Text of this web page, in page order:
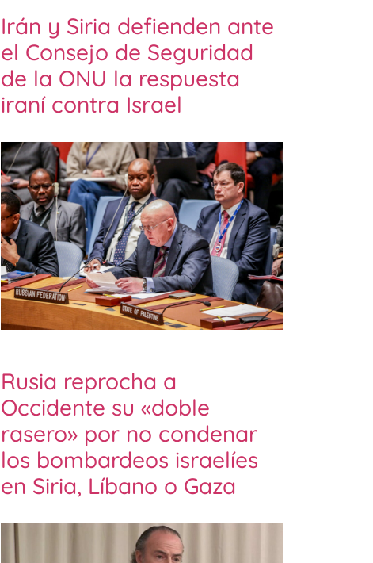
Irán y Siria defienden ante
el Consejo de Seguridad
de la ONU la respuesta
iraní contra Israel
Rusia reprocha a
Occidente su «doble
rasero» por no condenar
los bombardeos israelíes
en Siria, Líbano o Gaza